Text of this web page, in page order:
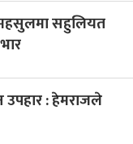
महसुलमा सहुलियत
उपहार : हेमराजले